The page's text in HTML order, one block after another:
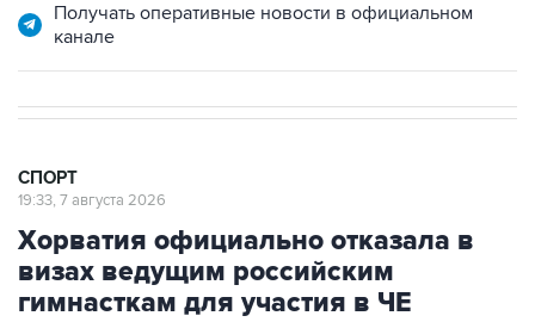
Получать оперативные новости в официальном
канале
СПОРТ
19:33, 7 августа 2026
Хорватия официально отказала в
визах ведущим российским
гимнасткам для участия в ЧЕ